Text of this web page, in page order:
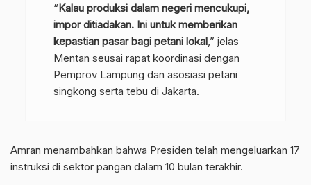
“Kalau produksi dalam negeri mencukupi,
impor ditiadakan. Ini untuk memberikan
kepastian pasar bagi petani lokal,” jelas
Mentan seusai rapat koordinasi dengan
Pemprov Lampung dan asosiasi petani
singkong serta tebu di Jakarta.
Amran menambahkan bahwa Presiden telah mengeluarkan 17
instruksi di sektor pangan dalam 10 bulan terakhir.